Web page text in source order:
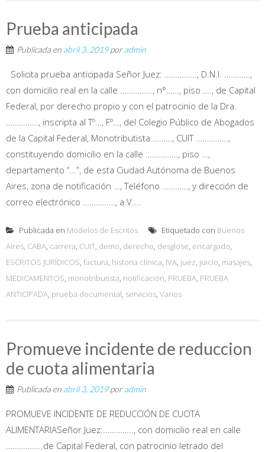
Prueba anticipada
Publicada en abril 3, 2019poradmin
Solicita prueba anticipada Señor Juez: ……………, D.N.I. …………,
con domicilio real en la calle ……………, n°……, piso …., de Capital
Federal, por derecho propio y con el patrocinio de la Dra.
……………, inscripta al Tº…, Fº…, del Colegio Público de Abogados
de la Capital Federal, Monotributista ………, CUIT ……………,
constituyendo domicilio en la calle ……………, piso …,
departamento “…”, de esta Ciudad Autónoma de Buenos
Aires, zona de notificación …, Teléfono …………, y dirección de
correo electrónico ……………, a V....
Publicada en Modelos de Escritos Etiquetado con Buenos
Aires, CABA, carrera, CUIT, demo, derecho, desglose, encargado,
ESCRITOS JURÍDICOS, factura, historia clínica, IVA, juez, juicio, masajes,
MEDICAMENTOS, monotributista, notificación, PRUEBA, PRUEBA
ANTICIPADA, prueba documental, servicios, Varios
Promueve incidente de reduccion
de cuota alimentaria
Publicada en abril 3, 2019poradmin
PROMUEVE INCIDENTE DE REDUCCIÓN DE CUOTA
ALIMENTARIASeñor Juez:………….., con domicilio real en calle
……………..de Capital Federal, con patrocinio letrado del